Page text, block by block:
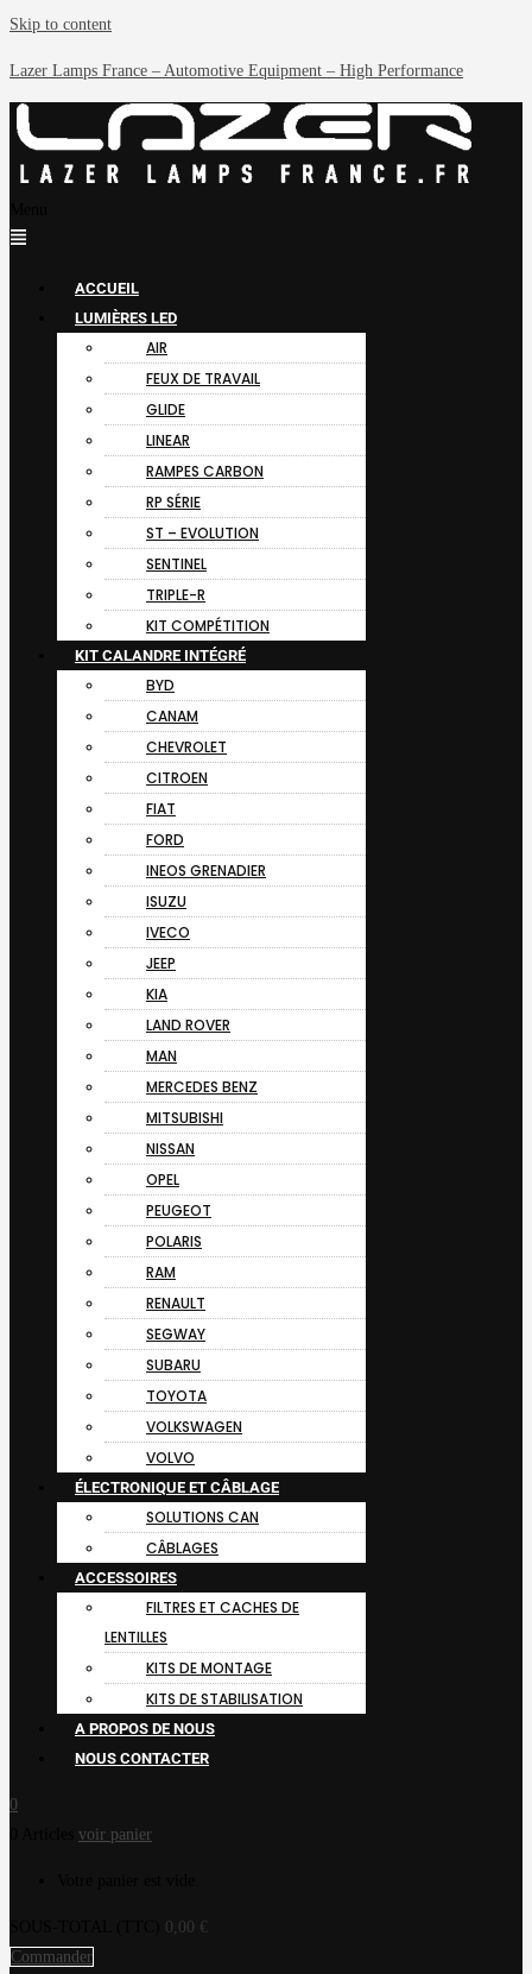
Skip to content
Lazer Lamps France – Automotive Equipment – High Performance
ACCUEIL
LUMIÈRES LED
AIR
FEUX DE TRAVAIL
GLIDE
LINEAR
RAMPES CARBON
RP SÉRIE
ST – EVOLUTION
SENTINEL
TRIPLE-R
KIT COMPÉTITION
KIT CALANDRE INTÉGRÉ
BYD
CANAM
CHEVROLET
CITROEN
FIAT
FORD
INEOS GRENADIER
ISUZU
IVECO
JEEP
KIA
LAND ROVER
MAN
MERCEDES BENZ
MITSUBISHI
NISSAN
OPEL
PEUGEOT
POLARIS
RAM
RENAULT
SEGWAY
SUBARU
TOYOTA
VOLKSWAGEN
VOLVO
ÉLECTRONIQUE ET CÂBLAGE
SOLUTIONS CAN
CÂBLAGES
ACCESSOIRES
FILTRES ET CACHES DE
LENTILLES
KITS DE MONTAGE
KITS DE STABILISATION
A PROPOS DE NOUS
NOUS CONTACTER
0
voir panier
0,00 €
Commander